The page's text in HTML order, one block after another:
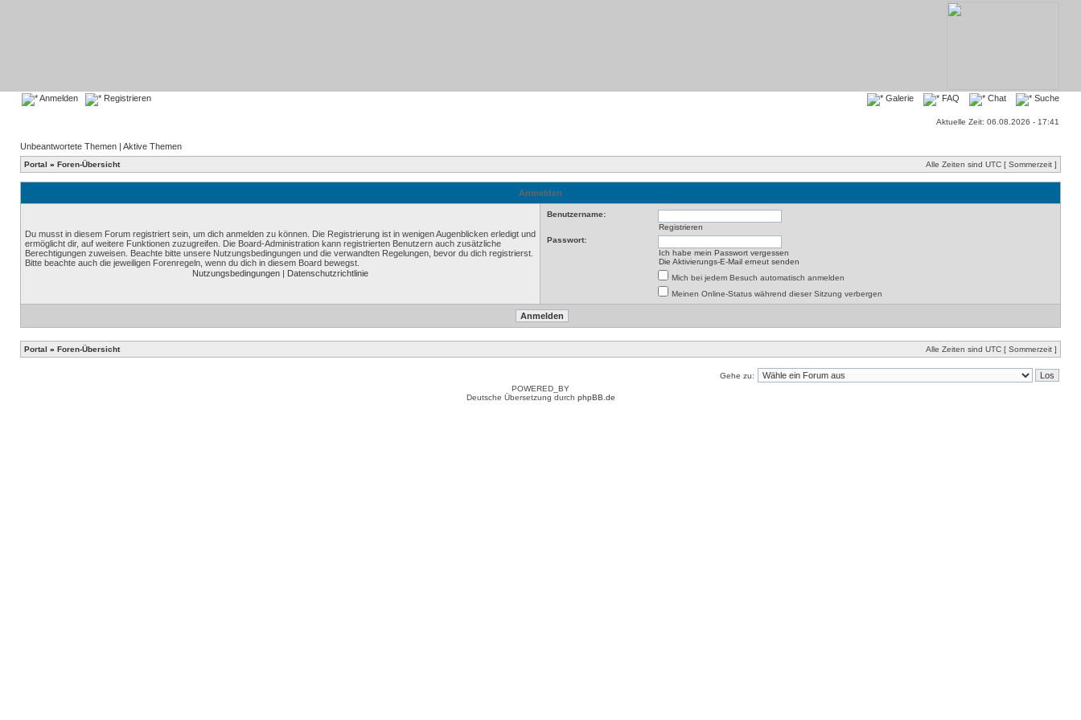
Anmelden Registrieren Galerie FAQ Chat Suche
Aktuelle Zeit: 06.08.2026 - 17:41
Unbeantwortete Themen | Aktive Themen
Portal » Foren-Übersicht Alle Zeiten sind UTC [ Sommerzeit ]
Anmelden
Du musst in diesem Forum registriert sein, um dich anmelden zu können. Die Registrierung ist in wenigen Augenblicken erledigt und
ermöglicht dir, auf weitere Funktionen zuzugreifen. Die Board-Administration kann registrierten Benutzern auch zusätzliche
Berechtigungen zuweisen. Beachte bitte unsere Nutzungsbedingungen und die verwandten Regelungen, bevor du dich registrierst.
Bitte beachte auch die jeweiligen Forenregeln, wenn du dich in diesem Board bewegst.
Nutzungsbedingungen | Datenschutzrichtlinie
Benutzername:
Registrieren
Passwort:
Ich habe mein Passwort vergessen
Die Aktivierungs-E-Mail erneut senden
Mich bei jedem Besuch automatisch anmelden
Meinen Online-Status während dieser Sitzung verbergen
Portal » Foren-Übersicht Alle Zeiten sind UTC [ Sommerzeit ]
Gehe zu:
POWERED_BY
Deutsche Übersetzung durch phpBB.de